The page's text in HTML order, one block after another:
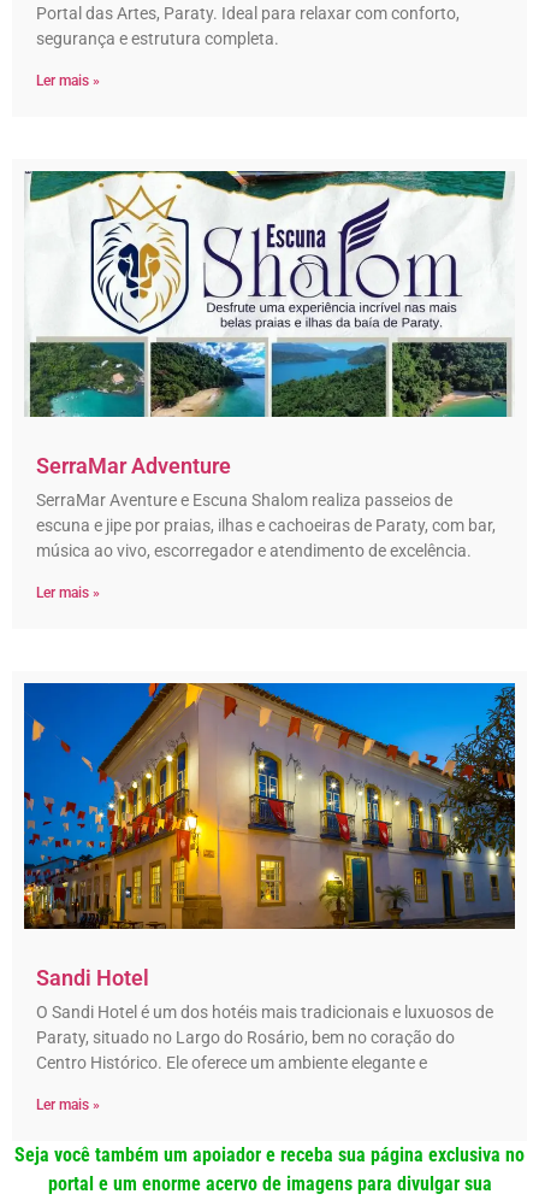
Portal das Artes, Paraty. Ideal para relaxar com conforto,
segurança e estrutura completa.
Ler mais »
SerraMar Adventure
SerraMar Aventure e Escuna Shalom realiza passeios de
escuna e jipe por praias, ilhas e cachoeiras de Paraty, com bar,
música ao vivo, escorregador e atendimento de excelência.
Ler mais »
Sandi Hotel
O Sandi Hotel é um dos hotéis mais tradicionais e luxuosos de
Paraty, situado no Largo do Rosário, bem no coração do
Centro Histórico. Ele oferece um ambiente elegante e
Ler mais »
Seja você também um apoiador e receba sua página exclusiva no
portal e um enorme acervo de imagens para divulgar sua